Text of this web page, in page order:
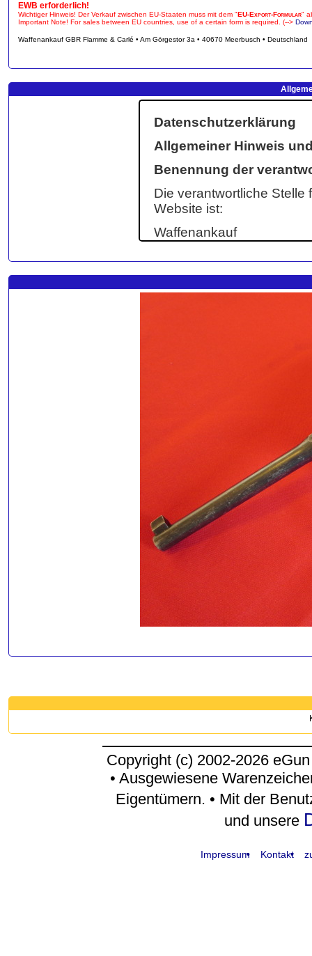
EWB erforderlich!
Wichtiger Hinweis! Der Verkauf zwischen EU-Staaten muss mit dem "EU-Export-Formular"
Important Note! For sales between EU countries, use of a certain form is required. (-->
Waffenankauf GBR Flamme & Carlé • Am Görgestor 3a • 40670 Meerbusch • Deutschland
Copyright (c) 2002-2026
• Ausgewiesene
Eigentümern. • Mit der
und unsere
Impressum Kontakt